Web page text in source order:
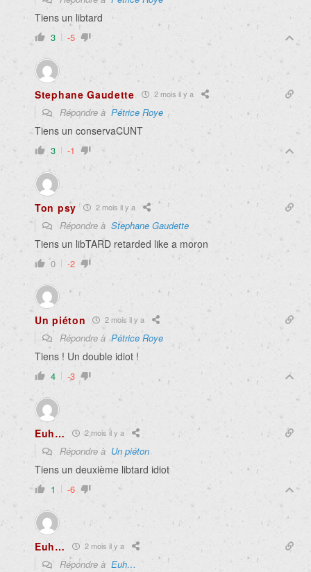
Tiens un libtard
3 -5
Stephane Gaudette 2 mois il y a
Répondre à Pétrice Roye
Tiens un conservaCUNT
3 -1
Ton psy 2 mois il y a
Répondre à Stephane Gaudette
Tiens un libTARD retarded like a moron
0 -2
Un piéton 2 mois il y a
Répondre àPétrice Roye
Tiens ! Un double idiot !
4 -3
Euh… 2 mois il y a
Répondre à Un piéton
Tiens un deuxième libtard idiot
1 -6
Euh… 2 mois il y a
Répondre à Euh…